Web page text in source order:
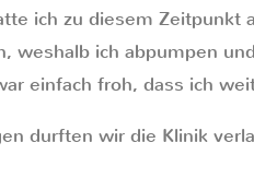
ich zu diesem Zeitpunkt
weshalb ich abpumpen
einfach froh, dass ich
durften wir die Klinik